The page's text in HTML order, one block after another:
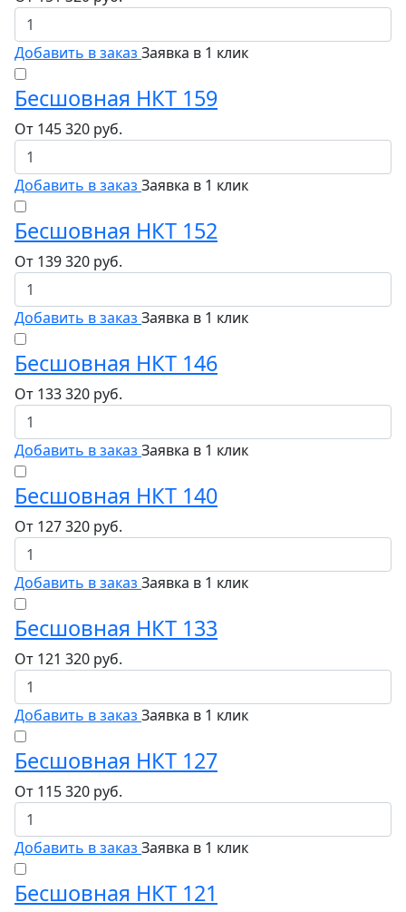
Добавить в заказ Заявка в 1 клик
Бесшовная НКТ 159
От 145 320 руб.
Добавить в заказ Заявка в 1 клик
Бесшовная НКТ 152
От 139 320 руб.
Добавить в заказ Заявка в 1 клик
Бесшовная НКТ 146
От 133 320 руб.
Добавить в заказ Заявка в 1 клик
Бесшовная НКТ 140
От 127 320 руб.
Добавить в заказ Заявка в 1 клик
Бесшовная НКТ 133
От 121 320 руб.
Добавить в заказ Заявка в 1 клик
Бесшовная НКТ 127
От 115 320 руб.
Добавить в заказ Заявка в 1 клик
Бесшовная НКТ 121